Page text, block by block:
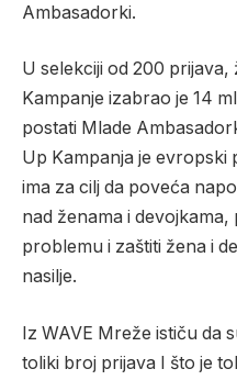
Ambasadorki.
U selekciji od 200 prijava,
Kampanje izabrao je 14
postati Mlade
Up Kampanja je evropski
ima za cilj da poveća
nad ženama i
problemu i zaštiti žena i
nasilje.
Iz WAVE Mreže ističu da
toliki broj prijava I što je